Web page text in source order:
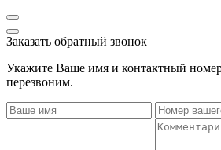
Заказать обратный звонок
Укажите Ваше имя и контактный
перезвоним.